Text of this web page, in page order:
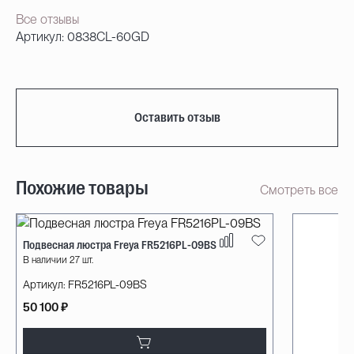
Все отзывы
Артикул: 0838CL-60GD
Оставить отзыв
Похожие товары Смотреть все
Подвесная люстра Freya FR5216PL-09BS
В наличии 27 шт.
Артикул: FR5216PL-09BS
50 100 ₽